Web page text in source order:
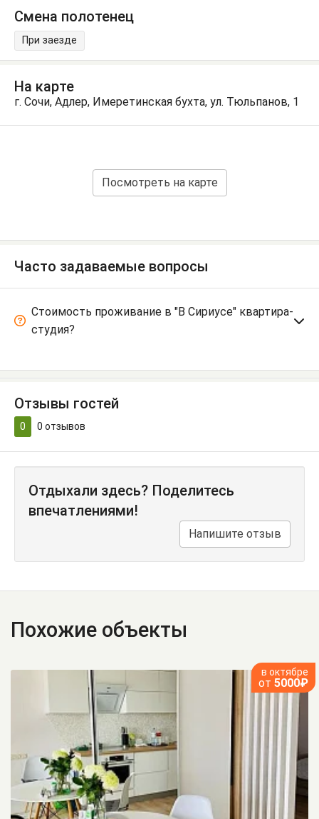
Смена полотенец
При заезде
На карте
г. Сочи, Адлер, Имеретинская бухта, ул. Тюльпанов, 1
Посмотреть на карте
Часто задаваемые вопросы
Стоимость проживание в "В Сириусе" квартира-
студия?
Отзывы гостей
0 0 отзывов
Отдыхали здесь? Поделитесь
впечатлениями!
Напишите отзыв
Похожие объекты
в октябре
от 5000₽